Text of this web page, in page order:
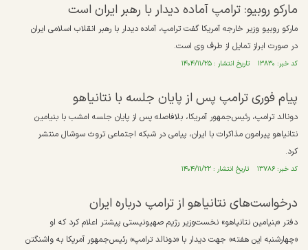
مارکو روبیو: ترامپ آماده دیدار با رهبر ایران است
مارکو روبیو وزیر خارجه آمریکا گفت ترامپ، آماده دیدار با رهبر انقلاب اسلامی ایران
در صورت ابراز تمایل از طرف وی است.
کد خبر: ۱۳۸۳۰ تاریخ انتشار : ۱۴۰۴/۱۱/۲۵
پیام فوری ترامپ پس از پایان جلسه با نتانیاهو
دونالد ترامپ، رئیس‌جمهور آمریکا، بلافاصله پس از پایان جلسه امشب با بنیامین
نتانیاهو پیرامون مذاکرات با ایران، پیامی در شبکه اجتماعی تروث سوشال منتشر
کرد.
کد خبر: ۱۳۷۸۶ تاریخ انتشار : ۱۴۰۴/۱۱/۲۲
درخواست‌های نتانیاهو از ترامپ درباره ایران
دفتر «بنیامین نتانیاهو» نخست‌وزیر رژیم صهیونیستی پیشتر اعلام کرد که او
«چهارشنبه این هفته» جهت دیدار با «دونالد ترامپ» رئیس‌جمهور آمریکا به واشنگتن